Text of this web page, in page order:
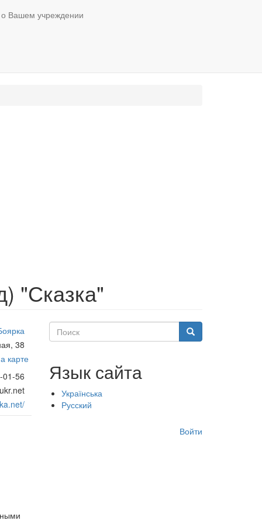
Вашем учреждении
"Сказка"
38
карте
01-56
Поиск Поиск
Язык сайта
Українська
Русский
Войти